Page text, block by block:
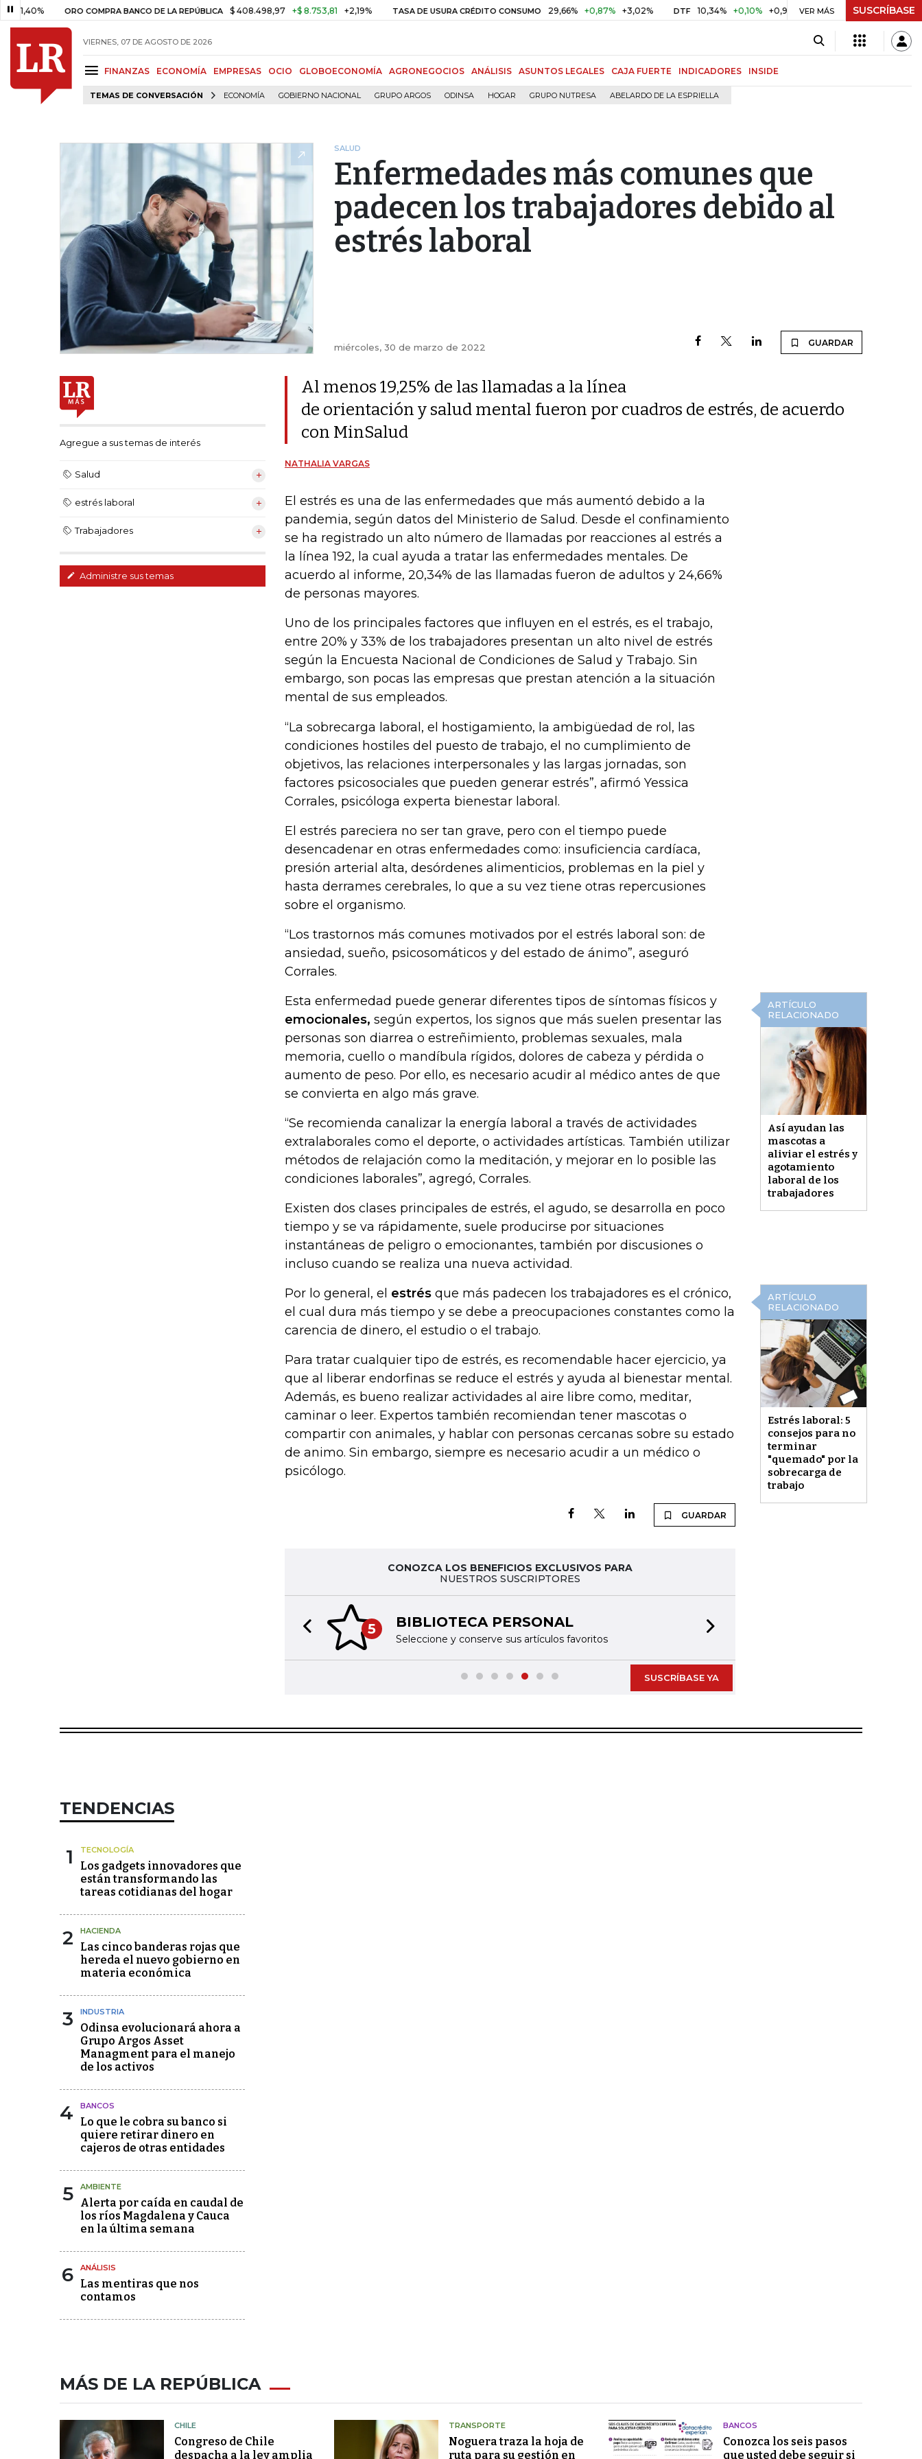
ORO COMPRA BANCO DE LA REPÚBLICA $ 408.498,97 +$ 8.753,81 +2,19% TASA DE USURA CRÉDITO CONSUMO 29,66% +0,87% +3,02% DTF 10,34% +0,10% +0,98% UVR $ 416,91 +$ 0,05 +0,01%
VER MÁS SUSCRÍBASE
VIERNES, 07 DE AGOSTO DE 2026
FINANZAS ECONOMÍA EMPRESAS OCIO GLOBOECONOMÍA AGRONEGOCIOS ANÁLISIS ASUNTOS LEGALES CAJA FUERTE INDICADORES INSIDE
TEMAS DE CONVERSACIÓN ECONOMÍA GOBIERNO NACIONAL GRUPO ARGOS ODINSA HOGAR GRUPO NUTRESA ABELARDO DE LA ESPRIELLA
SALUD
Enfermedades más comunes que
padecen los trabajadores debido al
estrés laboral
miércoles, 30 de marzo de 2022 GUARDAR
Agregue a sus temas de interés
Salud
estrés laboral
Trabajadores
Administre sus temas
Al menos 19,25% de las llamadas a la línea
de orientación y salud mental fueron por cuadros de estrés, de acuerdo
con MinSalud
NATHALIA VARGAS
El estrés es una de las enfermedades que más aumentó debido a la
pandemia, según datos del Ministerio de Salud. Desde el confinamiento
se ha registrado un alto número de llamadas por reacciones al estrés a
la línea 192, la cual ayuda a tratar las enfermedades mentales. De
acuerdo al informe, 20,34% de las llamadas fueron de adultos y 24,66%
de personas mayores.
Uno de los principales factores que influyen en el estrés, es el trabajo,
entre 20% y 33% de los trabajadores presentan un alto nivel de estrés
según la Encuesta Nacional de Condiciones de Salud y Trabajo. Sin
embargo, son pocas las empresas que prestan atención a la situación
mental de sus empleados.
“La sobrecarga laboral, el hostigamiento, la ambigüedad de rol, las
condiciones hostiles del puesto de trabajo, el no cumplimiento de
objetivos, las relaciones interpersonales y las largas jornadas, son
factores psicosociales que pueden generar estrés”, afirmó Yessica
Corrales, psicóloga experta bienestar laboral.
El estrés pareciera no ser tan grave, pero con el tiempo puede
desencadenar en otras enfermedades como: insuficiencia cardíaca,
presión arterial alta, desórdenes alimenticios, problemas en la piel y
hasta derrames cerebrales, lo que a su vez tiene otras repercusiones
sobre el organismo.
“Los trastornos más comunes motivados por el estrés laboral son: de
ansiedad, sueño, psicosomáticos y del estado de ánimo”, aseguró
Corrales.
ARTÍCULO
RELACIONADO
Así ayudan las
mascotas a
aliviar el estrés y
agotamiento
laboral de los
trabajadores
Esta enfermedad puede generar diferentes tipos de síntomas físicos y
emocionales, según expertos, los signos que más suelen presentar las
personas son diarrea o estreñimiento, problemas sexuales, mala
memoria, cuello o mandíbula rígidos, dolores de cabeza y pérdida o
aumento de peso. Por ello, es necesario acudir al médico antes de que
se convierta en algo más grave.
“Se recomienda canalizar la energía laboral a través de actividades
extralaborales como el deporte, o actividades artísticas. También utilizar
métodos de relajación como la meditación, y mejorar en lo posible las
condiciones laborales”, agregó, Corrales.
Existen dos clases principales de estrés, el agudo, se desarrolla en poco
tiempo y se va rápidamente, suele producirse por situaciones
instantáneas de peligro o emocionantes, también por discusiones o
incluso cuando se realiza una nueva actividad.
ARTÍCULO
RELACIONADO
Estrés laboral: 5
consejos para no
terminar
"quemado" por la
sobrecarga de
trabajo
Por lo general, el estrés que más padecen los trabajadores es el crónico,
el cual dura más tiempo y se debe a preocupaciones constantes como la
carencia de dinero, el estudio o el trabajo.
Para tratar cualquier tipo de estrés, es recomendable hacer ejercicio, ya
que al liberar endorfinas se reduce el estrés y ayuda al bienestar mental.
Además, es bueno realizar actividades al aire libre como, meditar,
caminar o leer. Expertos también recomiendan tener mascotas o
compartir con animales, y hablar con personas cercanas sobre su estado
de animo. Sin embargo, siempre es necesario acudir a un médico o
psicólogo.
GUARDAR
CONOZCA LOS BENEFICIOS EXCLUSIVOS PARA
NUESTROS SUSCRIPTORES
5 BIBLIOTECA PERSONAL
Seleccione y conserve sus artículos favoritos
Previous slide
SUSCRÍBASE YA
TENDENCIAS
1 TECNOLOGÍA
Los gadgets innovadores que
están transformando las
tareas cotidianas del hogar
2 HACIENDA
Las cinco banderas rojas que
hereda el nuevo gobierno en
materia económica
3 INDUSTRIA
Odinsa evolucionará ahora a
Grupo Argos Asset
Managment para el manejo
de los activos
4 BANCOS
Lo que le cobra su banco si
quiere retirar dinero en
cajeros de otras entidades
5 AMBIENTE
Alerta por caída en caudal de
los ríos Magdalena y Cauca
en la última semana
6 ANÁLISIS
Las mentiras que nos
contamos
MÁS DE LA REPÚBLICA
CHILE
Congreso de Chile
despacha a la ley amplia
TRANSPORTE
Noguera traza la hoja de
ruta para su gestión en
BANCOS
Conozca los seis pasos
que usted debe seguir si